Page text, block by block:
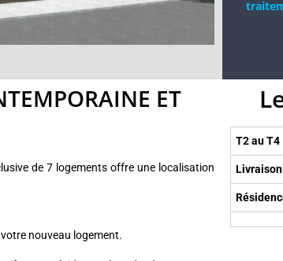
ET
de 7 logements offre une localisation
nouveau logement.
T2 au T4